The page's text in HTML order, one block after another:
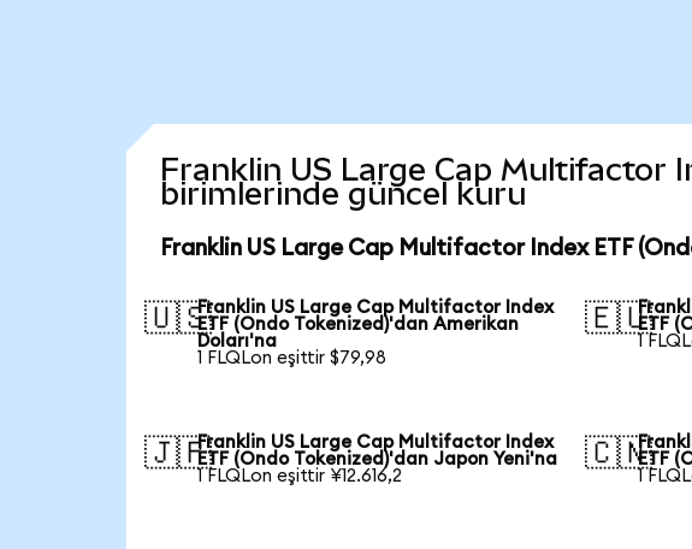
Franklin US Large Cap Multifactor
birimlerinde güncel kuru
Franklin US Large Cap Multifactor Index ETF
🇺🇸Franklin US Large Cap Multifactor Index
ETF (Ondo Tokenized)'dan Amerikan
Doları'na
1 FLQLon eşittir $79,98
🇪🇺ETF
1
🇯🇵Franklin US Large Cap Multifactor Index
ETF (Ondo Tokenized)'dan Japon Yeni'na
1 FLQLon eşittir ¥12.616,2
🇨🇳ETF
1